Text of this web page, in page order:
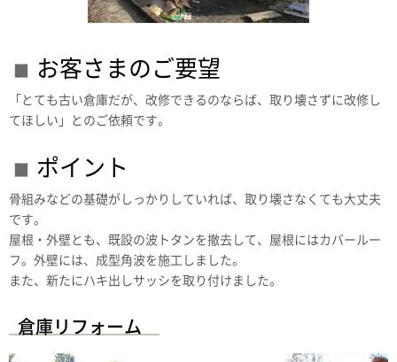
お客さまのご要望
「とても古い倉庫だが、改修できるのならば、取り壊さずに改修し
てほしい」とのご依頼です。
ポイント
骨組みなどの基礎がしっかりしていれば、取り壊さなくても大丈夫
です。
屋根・外壁とも、既設の波トタンを撤去して、屋根にはカバールー
フ。外壁には、成型角波を施工しました。
また、新たにハキ出しサッシを取り付けました。
倉庫リフォーム